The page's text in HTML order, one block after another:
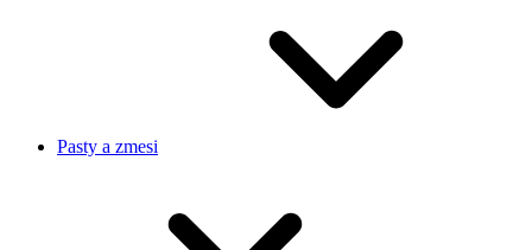
Pasty a zmesi